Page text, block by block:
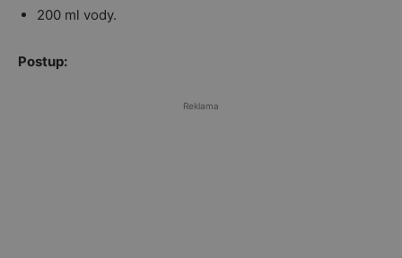
200 ml vody.
Postup:
Reklama